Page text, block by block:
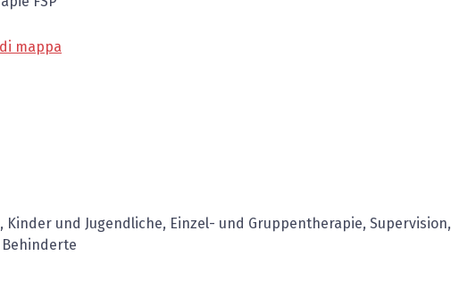
mappa
Kinder und Jugendliche, Einzel- und Gruppentherapie, Supervision,